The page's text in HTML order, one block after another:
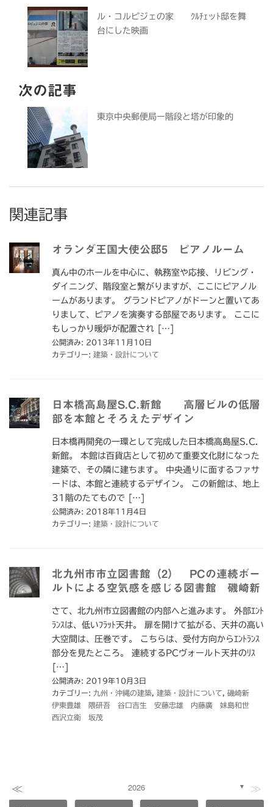
ル・コルビジェの家 ｸﾙﾁｪッﾄ邸を舞
台にした映画
次の記事
東京中央郵便局ー階段と塔が印象的
関連記事
オランダ王国大使公邸5 ピアノルーム
真ん中のホールを中心に、執務室や応接、リビング・
ダイニング、階段室と繋がりますが、ここにピアノル
ームがあります。 グランドピアノがドーンと置いてあ
りまして、ピアノを演奏する部屋であります。 ここに
もしっかり暖炉が配置され […]
公開済み: 2013年11月10日
カテゴリー: 建築・設計について
日本橋高島屋S.C.新館 高層ビルの低層
部を本館とそろえたデザイン
日本橋再開発の一環として完成した日本橋高島屋S.C.
新館。 本館は百貨店として初めて重要文化財になった
建築で、その隣に建ちます。 中央通りに面するファサ
ードは、本館と連続するデザイン。 この新館は、地上
31階のたてもので […]
公開済み: 2018年11月4日
カテゴリー: 建築・設計について
北九州市市立図書館（2） PCの連続ボー
ルトによる空気感を感じる図書館 磯崎新
さて、北九州市立図書館の内部へと進みます。 外部ｴﾝﾄ
ﾗﾝｽは、低いﾌﾗｯﾄ天井。 扉を開けて拡がる、天井の高い
大空間は、圧巻です。 こちらは、受付方向からｴﾝﾄﾗﾝｽ
部分を見たところ。 連続するPCヴォールト天井のﾘｽ
[…]
公開済み: 2019年10月3日
カテゴリー: 九州・沖縄の建築 建築・設計について
磯崎新
伊東豊雄 隈研吾 谷口吉生 安藤忠雄 内藤廣 妹島和世
西沢立衛 坂茂
≪ 2026 ▼ ≫